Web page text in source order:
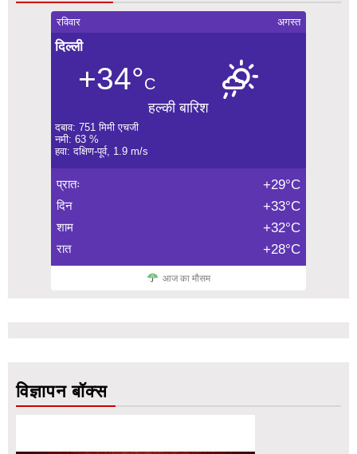
रविवार अगस्त
दिल्ली
+34°C
हल्की बारिश
दबाव: 751 मिमी एचजी
नमी: 63 %
हवा: दक्षिण-पूर्व, 1.9 m/s
प्रातः +29°C
दिन +33°C
शाम +32°C
रात +28°C
आज का मौसम
विज्ञापन बॉक्स